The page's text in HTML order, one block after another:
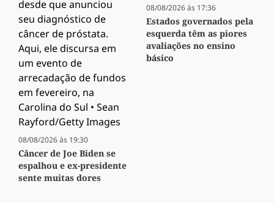
08/08/2026 às 19:30
Câncer de Joe Biden se
espalhou e ex-presidente
sente muitas dores
08/08/2026 às 17:36
Estados governados pela
esquerda têm as piores
avaliações no ensino
básico